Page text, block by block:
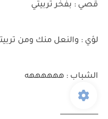
قصي : بفخر تربيتي
لؤي : والنعل منك ومن
الشباب : ههههههه
___________